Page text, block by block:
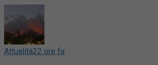
Attualità22 ore fa